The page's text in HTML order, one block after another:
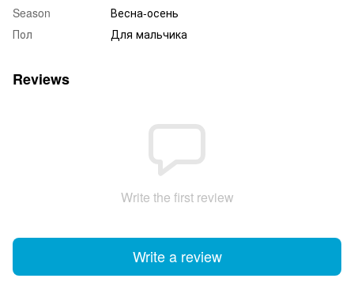
Season
Весна-осень
Пол
Для мальчика
Reviews
Write the first review
Write a review